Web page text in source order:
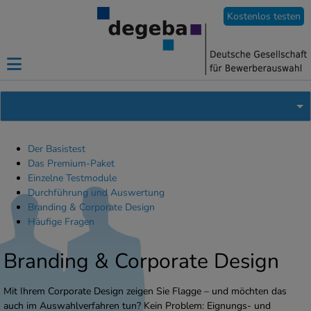
Kostenlos testen
Der Basistest
Das Premium-Paket
Einzelne Testmodule
Durchführung und Auswertung
Branding & Corporate Design
Häufige Fragen
Branding & Corporate Design
Mit Ihrem Corporate Design zeigen Sie Flagge – und möchten das
auch im Auswahlverfahren tun? Kein Problem: Eignungs- und